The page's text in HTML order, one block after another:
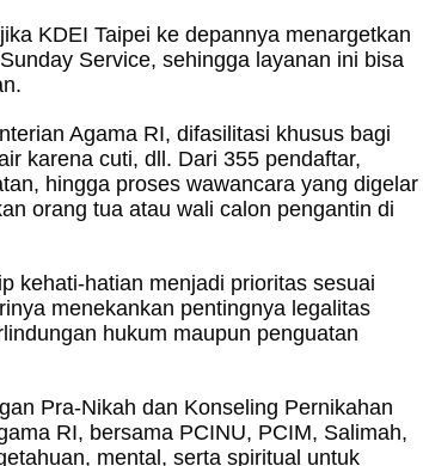
KDEI Taipei ke depannya menargetkan
Service, sehingga layanan ini bisa
Agama RI, difasilitasi khusus bagi
karena cuti, dll. Dari 355 pendaftar,
hingga proses wawancara yang digelar
orang tua atau wali calon pengantin di
kehati-hatian menjadi prioritas sesuai
menekankan pentingnya legalitas
hukum maupun penguatan
Pra-Nikah dan Konseling Pernikahan
RI, bersama PCINU, PCIM, Salimah,
mental, serta spiritual untuk